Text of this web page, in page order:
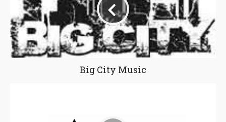
Big City Music